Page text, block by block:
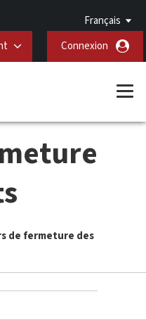
Français
Connexion
de fermeture des